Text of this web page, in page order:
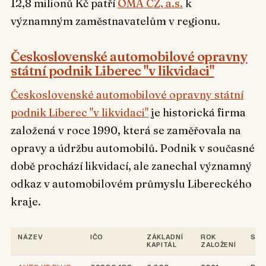
12,8 milionů Kč patří OMA CZ, a.s. k
významným zaměstnavatelům v regionu.
Československé automobilové opravny
státní podnik Liberec "v likvidaci"
Československé automobilové opravny státní
podnik Liberec "v likvidaci" je historická firma
založená v roce 1990, která se zaměřovala na
opravy a údržbu automobilů. Podnik v současné
době prochází likvidací, ale zanechal významný
odkaz v automobilovém průmyslu Libereckého
kraje.
NÁZEV IČO
ZÁKLADNÍ
KAPITÁL
ROK
ZALOŽENÍ